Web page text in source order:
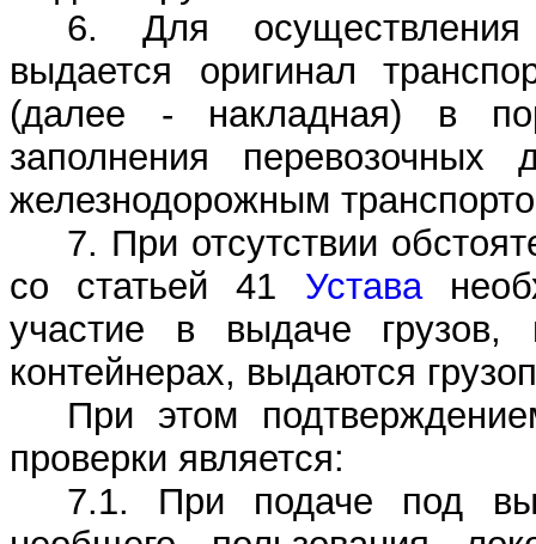
6. Для осуществления
выдается оригинал
(далее - накладная) в
заполнения перевозочных
железнодорожным
7. При отсутствии
со статьей 41 Устава
участие в выдаче
контейнерах, выдаются
При этом
проверки является:
7.1. При подаче под